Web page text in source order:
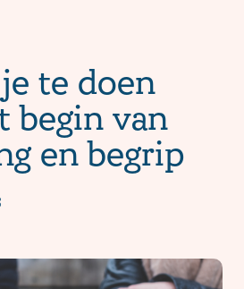
te doen
begin van
en begrip